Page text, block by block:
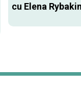
cu Elena